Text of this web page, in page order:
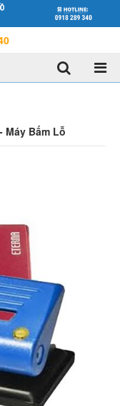
Máy Bấm Lỗ